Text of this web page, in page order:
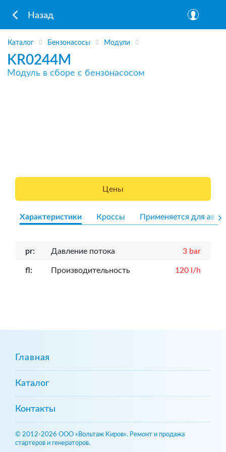
Назад
Каталог Бензонасосы Модули
KR0244M
Модуль в сборе с бензонасосом
Цены
Характеристики Кроссы Применяется для авто
pr: Давление потока 3 bar
fl: Производительность 120 l/h
Главная
Каталог
Контакты
© 2012-2026 ООО «Вольтаж Киров». Ремонт и продажа
стартеров и генераторов.